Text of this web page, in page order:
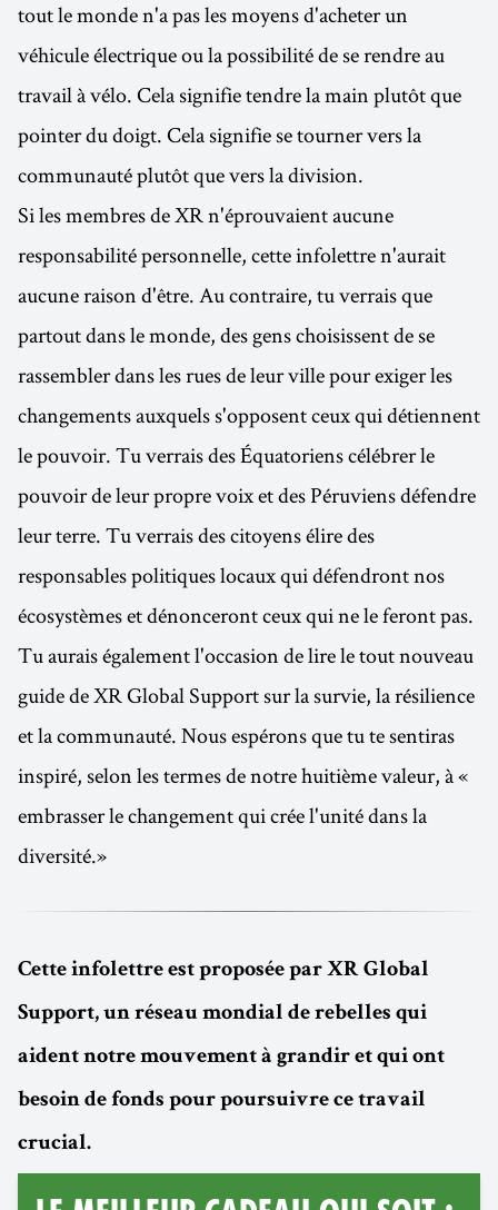
tout le monde n'a pas les moyens d'acheter un
véhicule électrique ou la possibilité de se rendre au
travail à vélo. Cela signifie tendre la main plutôt que
pointer du doigt. Cela signifie se tourner vers la
communauté plutôt que vers la division.
Si les membres de XR n'éprouvaient aucune
responsabilité personnelle, cette infolettre n'aurait
aucune raison d'être. Au contraire, tu verrais que
partout dans le monde, des gens choisissent de se
rassembler dans les rues de leur ville pour exiger les
changements auxquels s'opposent ceux qui détiennent
le pouvoir. Tu verrais des Équatoriens célébrer le
pouvoir de leur propre voix et des Péruviens défendre
leur terre. Tu verrais des citoyens élire des
responsables politiques locaux qui défendront nos
écosystèmes et dénonceront ceux qui ne le feront pas.
Tu aurais également l'occasion de lire le tout nouveau
guide de XR Global Support sur la survie, la résilience
et la communauté. Nous espérons que tu te sentiras
inspiré, selon les termes de notre huitième valeur, à «
embrasser le changement qui crée l'unité dans la
diversité.»
Cette infolettre est proposée par XR Global
Support, un réseau mondial de rebelles qui
aident notre mouvement à grandir et qui ont
besoin de fonds pour poursuivre ce travail
crucial.